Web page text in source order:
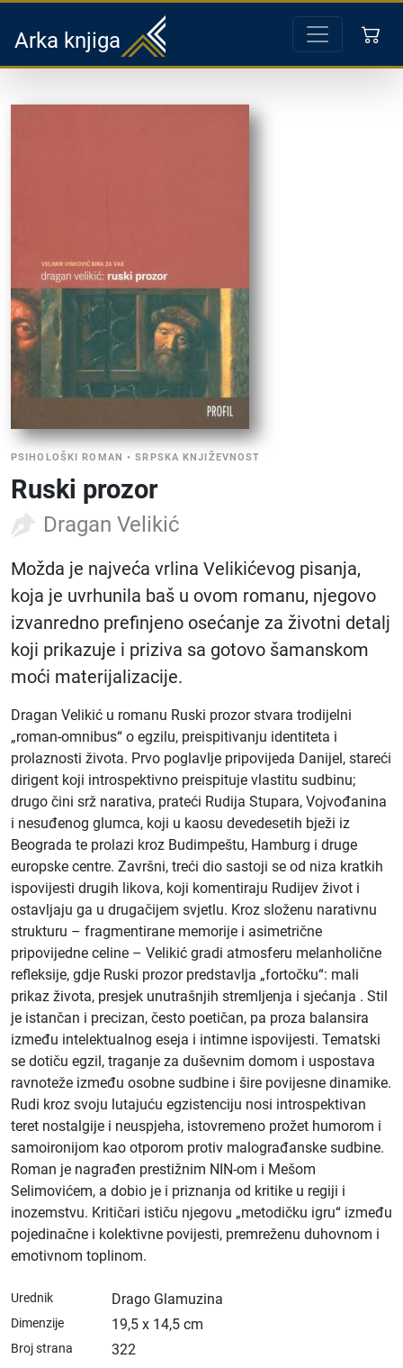
Arka knjiga
PSIHOLOŠKI ROMAN •SRPSKA KNJIŽEVNOST
Ruski prozor
Dragan Velikić
Možda je najveća vrlina Velikićevog pisanja,
koja je uvrhunila baš u ovom romanu, njegovo
izvanredno prefinjeno osećanje za životni detalj
koji prikazuje i priziva sa gotovo šamanskom
moći materijalizacije.
Dragan Velikić u romanu Ruski prozor stvara trodijelni
„roman-omnibus“ o egzilu, preispitivanju identiteta i
prolaznosti života. Prvo poglavlje pripovijeda Danijel, stareći
dirigent koji introspektivno preispituje vlastitu sudbinu;
drugo čini srž narativa, prateći Rudija Stupara, Vojvođanina
i nesuđenog glumca, koji u kaosu devedesetih bježi iz
Beograda te prolazi kroz Budimpeštu, Hamburg i druge
europske centre. Završni, treći dio sastoji se od niza kratkih
ispovijesti drugih likova, koji komentiraju Rudijev život i
ostavljaju ga u drugačijem svjetlu. Kroz složenu narativnu
strukturu – fragmentirane memorije i asimetrične
pripovijedne celine – Velikić gradi atmosferu melanholične
refleksije, gdje Ruski prozor predstavlja „fortočku“: mali
prikaz života, presjek unutrašnjih stremljenja i sjećanja . Stil
je istančan i precizan, često poetičan, pa proza balansira
između intelektualnog eseja i intimne ispovijesti. Tematski
se dotiču egzil, traganje za duševnim domom i uspostava
ravnoteže između osobne sudbine i šire povijesne dinamike.
Rudi kroz svoju lutajuću egzistenciju nosi introspektivan
teret nostalgije i neuspjeha, istovremeno prožet humorom i
samoironijom kao otporom protiv malograđanske sudbine.
Roman je nagrađen prestižnim NIN-om i Mešom
Selimovićem, a dobio je i priznanja od kritike u regiji i
inozemstvu. Kritičari ističu njegovu „metodičku igru“ između
pojedinačne i kolektivne povijesti, premreženu duhovnom i
emotivnom toplinom.
Urednik Drago Glamuzina
Dimenzije 19,5 x 14,5 cm
Broj strana 322